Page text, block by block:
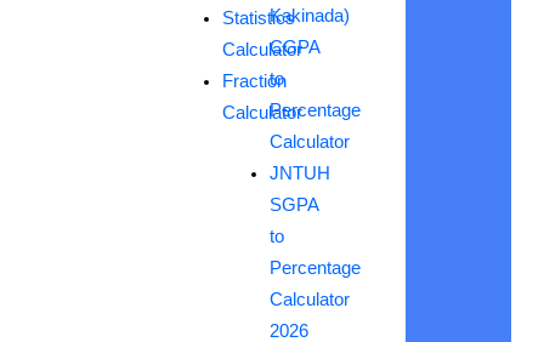
Statistics
Calculator
Fraction
Calculator
Kakinada)
CGPA
to
Percentage
Calculator
JNTUH
SGPA
to
Percentage
Calculator
2026